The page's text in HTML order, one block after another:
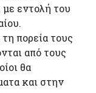
με εντολή του
πορεία τους
από τους
θα
και στην